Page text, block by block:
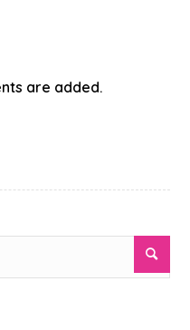
are added.